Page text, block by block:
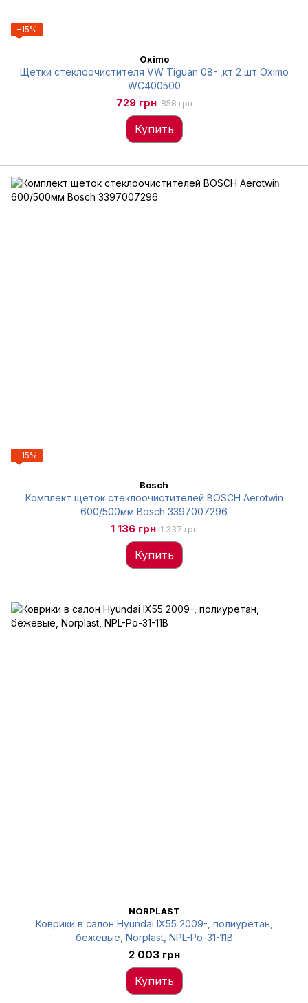
−15%
Oximo
Щетки стеклоочистителя VW Tiguan 08- ,кт 2 шт Oximo
WC400500
729 грн 858 грн
Купить
−15%
Bosch
Комплект щеток стеклоочистителей BOSCH Aerotwin
600/500мм Bosch 3397007296
1 136 грн 1 337 грн
Купить
NORPLAST
Коврики в салон Hyundai IX55 2009-, полиуретан,
бежевые, Norplast, NPL-Po-31-11B
2 003 грн
Купить